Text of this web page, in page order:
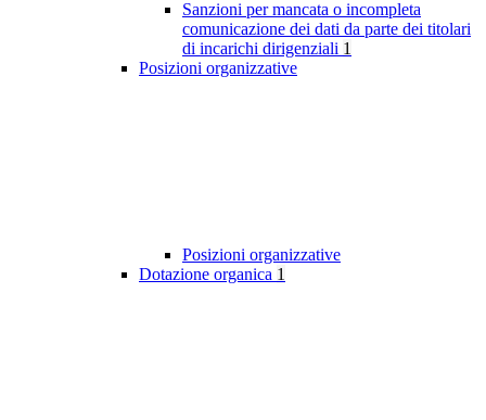
Sanzioni per mancata o incompleta
comunicazione dei dati da parte dei titolari
di incarichi dirigenziali 1
Posizioni organizzative
Posizioni organizzative
Dotazione organica 1